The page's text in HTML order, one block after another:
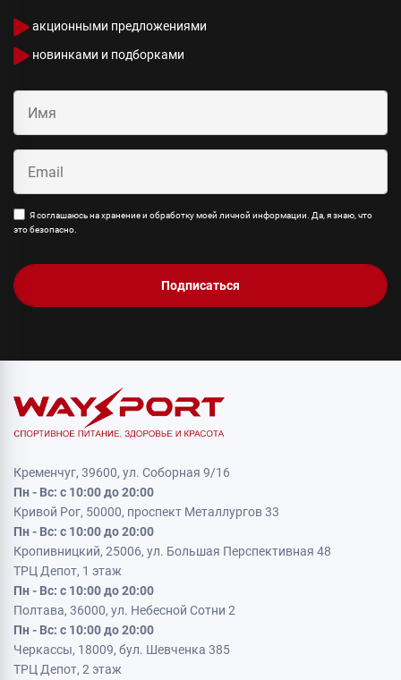
акционными предложениями
новинками и подборками
Я соглашаюсь на хранение и обработку моей личной информации. Да, я знаю, что
это безопасно.
Подписаться